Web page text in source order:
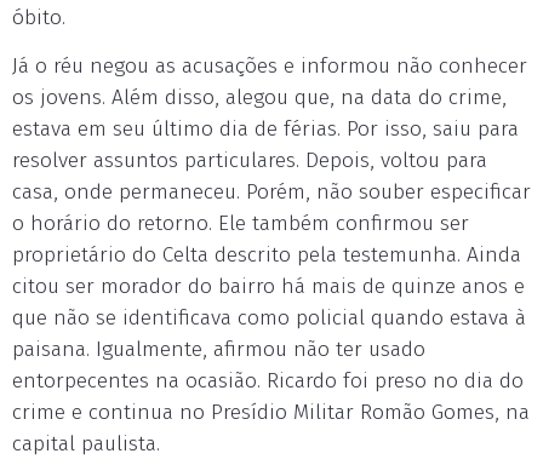
óbito.
Já o réu negou as acusações e informou não conhecer
os jovens. Além disso, alegou que, na data do crime,
estava em seu último dia de férias. Por isso, saiu para
resolver assuntos particulares. Depois, voltou para
casa, onde permaneceu. Porém, não souber especificar
o horário do retorno. Ele também confirmou ser
proprietário do Celta descrito pela testemunha. Ainda
citou ser morador do bairro há mais de quinze anos e
que não se identificava como policial quando estava à
paisana. Igualmente, afirmou não ter usado
entorpecentes na ocasião. Ricardo foi preso no dia do
crime e continua no Presídio Militar Romão Gomes, na
capital paulista.